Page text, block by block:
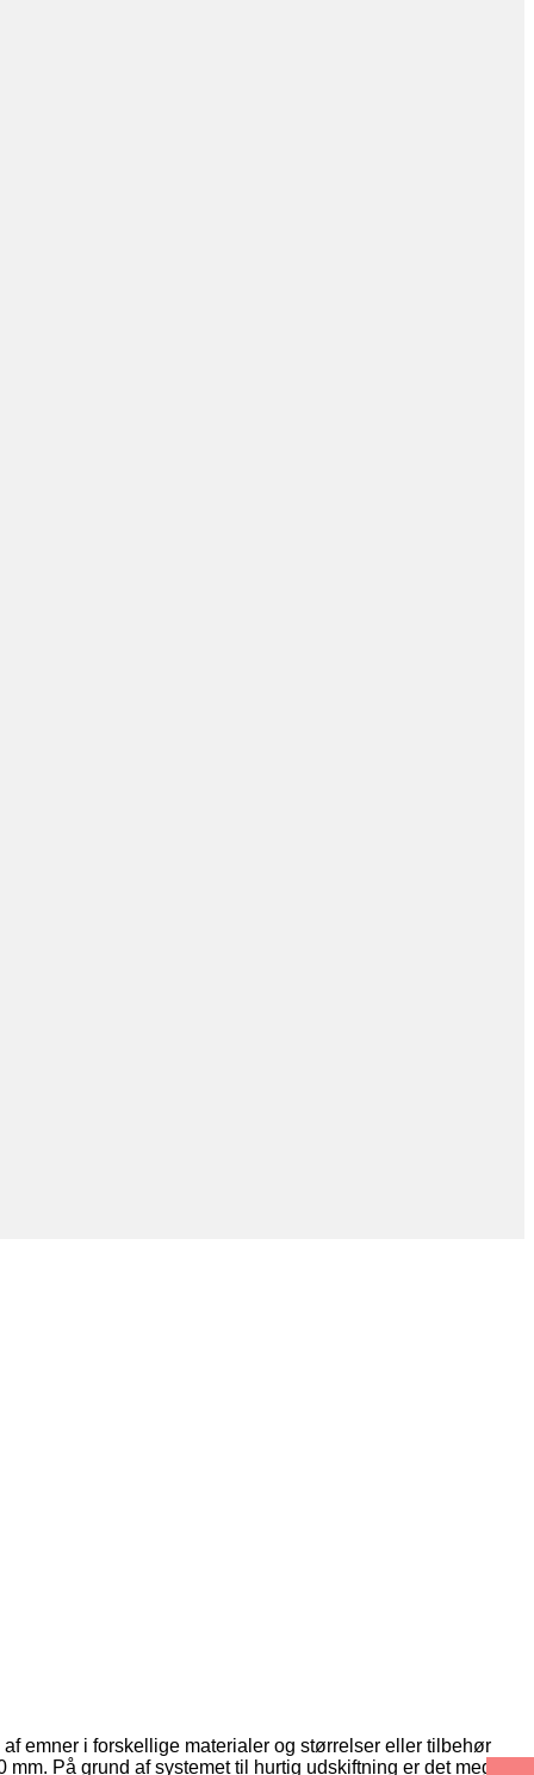
emner i forskellige materialer og størrelser eller tilbehør
På grund af systemet til hurtig udskiftning er det meget